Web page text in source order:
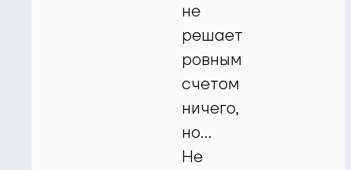
не
решает
ровным
счетом
ничего,
но…
Не